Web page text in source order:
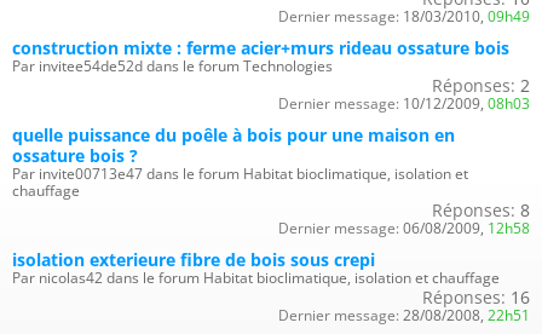
Dernier message: 18/03/2010, 09h49
construction mixte : ferme acier+murs rideau ossature bois
Par invitee54de52d dans le forum Technologies
Réponses: 2
Dernier message: 10/12/2009, 08h03
quelle puissance du poêle à bois pour une maison en
ossature bois ?
Par invite00713e47 dans le forum Habitat bioclimatique, isolation et
chauffage
Réponses: 8
Dernier message: 06/08/2009, 12h58
isolation exterieure fibre de bois sous crepi
Par nicolas42 dans le forum Habitat bioclimatique, isolation et chauffage
Réponses: 16
Dernier message: 28/08/2008, 22h51